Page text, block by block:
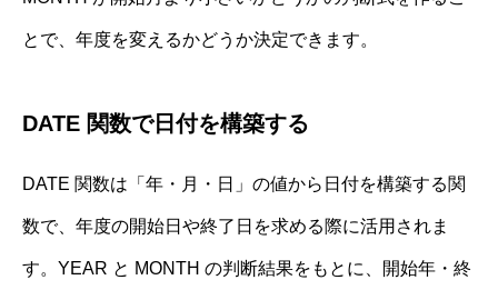
とで、年度を変えるかどうか決定できます。
DATE 関数で日付を構築する
DATE 関数は「年・月・日」の値から日付を構築する関
数で、年度の開始日や終了日を求める際に活用されま
す。YEAR と MONTH の判断結果をもとに、開始年・終